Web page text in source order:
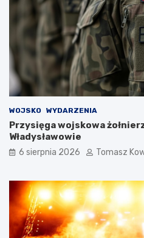
WOJSKO WYDARZENIA
Przysięga wojskowa
Władysławowie
6 sierpnia 2026 Tomasz